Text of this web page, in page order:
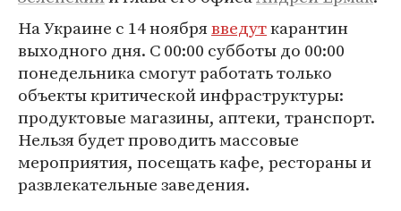
На Украине с 14 ноябрявведуткарантин
выходного дня. С 00:00 субботы до 00:00
понедельника смогут работать только
объекты критической инфраструктуры:
продуктовые магазины, аптеки, транспорт.
Нельзя будет проводить массовые
мероприятия, посещать кафе, рестораны и
развлекательные заведения.